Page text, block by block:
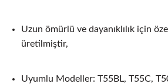
Uzun ömürlü ve dayanıklılık için
üretilmiştir,
Uyumlu Modeller: T55BL, T55C,